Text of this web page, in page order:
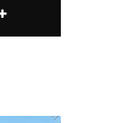
Ce produit a plusieurs variations. Les options peuvent être choisies sur la page du produit